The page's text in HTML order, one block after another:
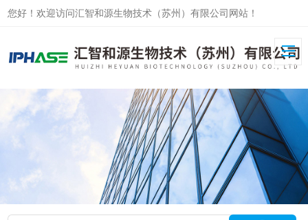
您好！欢迎访问汇智和源生物技术（苏州）有限公司网站！